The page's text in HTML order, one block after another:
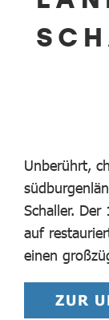
Unberührt,
Schaller.
auf
einen
ZUR